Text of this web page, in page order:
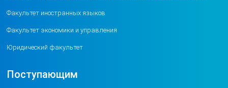
Факультет иностранных языков
Факультет экономики и управления
Юридический факультет
Поступающим